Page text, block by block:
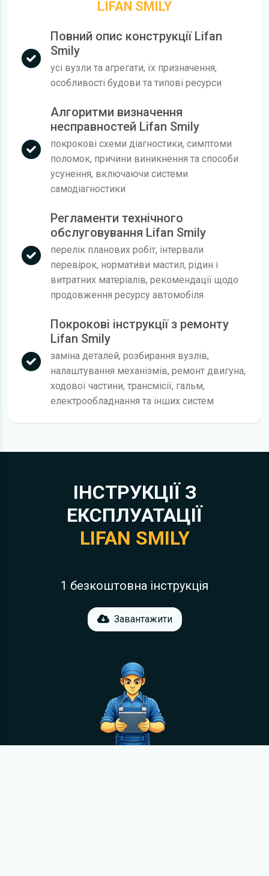
LIFAN SMILY
Повний опис конструкції Lifan
Smily
усі вузли та агрегати, їх призначення,
особливості будови та типові ресурси
Алгоритми визначення
несправностей Lifan Smily
покрокові схеми діагностики, симптоми
поломок, причини виникнення та способи
усунення, включаючи системи
самодіагностики
Регламенти технічного
обслуговування Lifan Smily
перелік планових робіт, інтервали
перевірок, нормативи мастил, рідин і
витратних матеріалів, рекомендації щодо
продовження ресурсу автомобіля
Покрокові інструкції з ремонту
Lifan Smily
заміна деталей, розбирання вузлів,
налаштування механізмів, ремонт двигуна,
ходової частини, трансмісії, гальм,
електрообладнання та інших систем
ІНСТРУКЦІЇ З
ЕКСПЛУАТАЦІЇ
LIFAN SMILY
1 безкоштовна інструкція
Завантажити